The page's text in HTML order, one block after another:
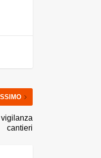
cantieri